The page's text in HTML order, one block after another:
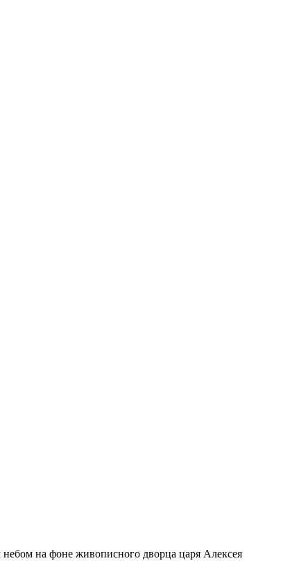
на фоне живописного дворца царя Алексея